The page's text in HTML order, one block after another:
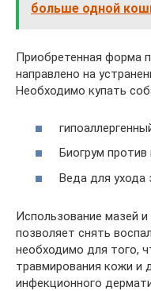
больше одной
Приобретенная форма
направлено на
Необходимо купать
Биогрум против
Веда для ухода
Использование мазей
позволяет снять
необходимо для того,
травмирования кожи и
инфекционного